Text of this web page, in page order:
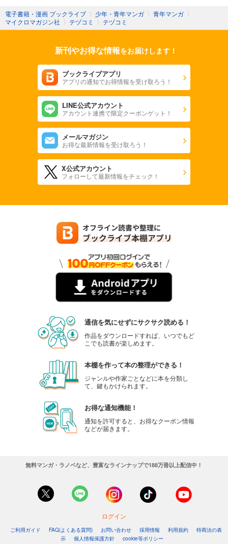
電子書籍・漫画 ブックライブ 〉 少年・青年マンガ 〉 青年マンガ 〉
マイクロマガジン社 〉 テヅコミ 〉 テヅコミ
新刊やお得な情報をお届けします！
ブックライブアプリ
アプリの通知でお得情報を受け取ろう！
LINE公式アカウント
アカウント連携で限定クーポンゲット！
メールマガジン
お得な最新情報を受け取ろう！
X公式アカウント
フォローして最新情報をチェック！
通信を気にせずにサクサク読める！
作品をダウンロードすれば、いつでもど
こでも読書が楽しめます。
本棚を作って本の整理ができる！
ジャンルや作家ごとなどに本を分類し
て、鍵もかけられます。
お得な通知機能！
通知を許可すると、お得なクーポン情報
などが届きます。
無料マンガ・ラノベなど、豊富なラインナップで188万冊以上配信中！
ログイン
ご利用ガイド FAQ(よくある質問) お問い合わせ 採用情報 利用規約
特商法の表
示
個人情報保護方針 cookie等ポリシー